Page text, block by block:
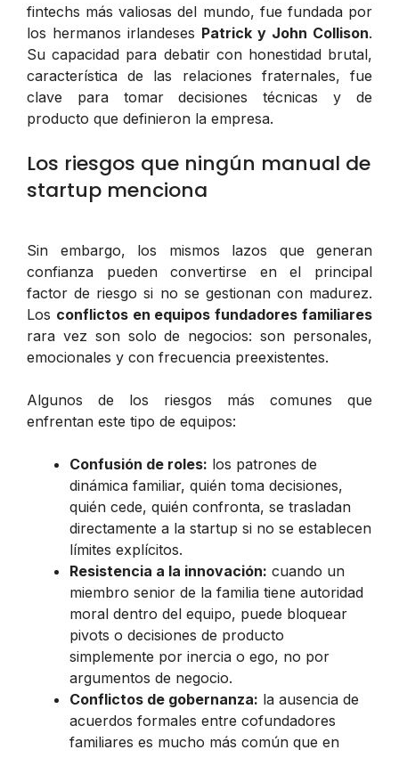
fintechs más valiosas del mundo, fue fundada por
los hermanos irlandeses Patrick y John Collison.
Su capacidad para debatir con honestidad brutal,
característica de las relaciones fraternales, fue
clave para tomar decisiones técnicas y de
producto que definieron la empresa.
Los riesgos que ningún manual de
startup menciona
Sin embargo, los mismos lazos que generan
confianza pueden convertirse en el principal
factor de riesgo si no se gestionan con madurez.
Los conflictos en equipos fundadores familiares
rara vez son solo de negocios: son personales,
emocionales y con frecuencia preexistentes.
Algunos de los riesgos más comunes que
enfrentan este tipo de equipos:
Confusión de roles: los patrones de
dinámica familiar, quién toma decisiones,
quién cede, quién confronta, se trasladan
directamente a la startup si no se establecen
límites explícitos.
Resistencia a la innovación: cuando un
miembro senior de la familia tiene autoridad
moral dentro del equipo, puede bloquear
pivots o decisiones de producto
simplemente por inercia o ego, no por
argumentos de negocio.
Conflictos de gobernanza: la ausencia de
acuerdos formales entre cofundadores
familiares es mucho más común que en